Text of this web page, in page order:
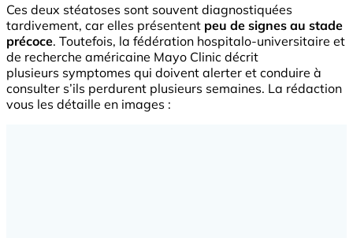
Ces deux stéatoses sont souvent diagnostiquées
tardivement, car elles présentent peu de signes au stade
précoce. Toutefois, la fédération hospitalo-universitaire et
de recherche américaine Mayo Clinic décrit
plusieurs symptomes qui doivent alerter et conduire à
consulter s’ils perdurent plusieurs semaines. La rédaction
vous les détaille en images :